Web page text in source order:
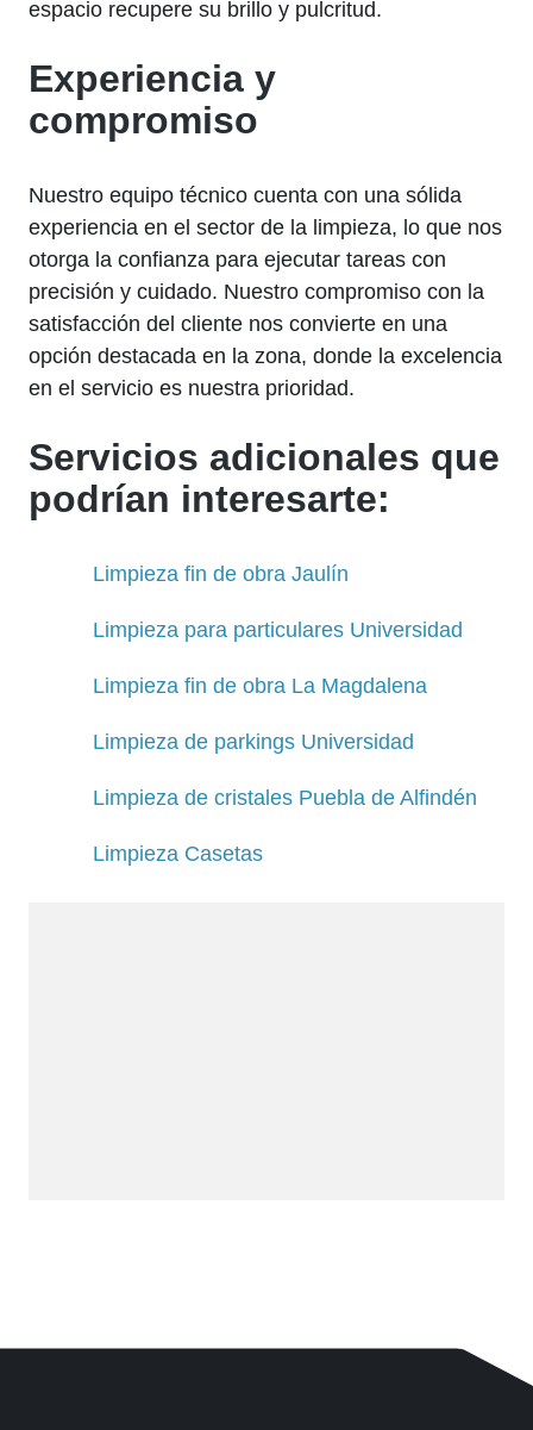
espacio recupere su brillo y pulcritud.
Experiencia y
compromiso
Nuestro equipo técnico cuenta con una sólida
experiencia en el sector de la limpieza, lo que nos
otorga la confianza para ejecutar tareas con
precisión y cuidado. Nuestro compromiso con la
satisfacción del cliente nos convierte en una
opción destacada en la zona, donde la excelencia
en el servicio es nuestra prioridad.
Servicios adicionales que
podrían interesarte:
Limpieza fin de obra Jaulín
Limpieza para particulares Universidad
Limpieza fin de obra La Magdalena
Limpieza de parkings Universidad
Limpieza de cristales Puebla de Alfindén
Limpieza Casetas